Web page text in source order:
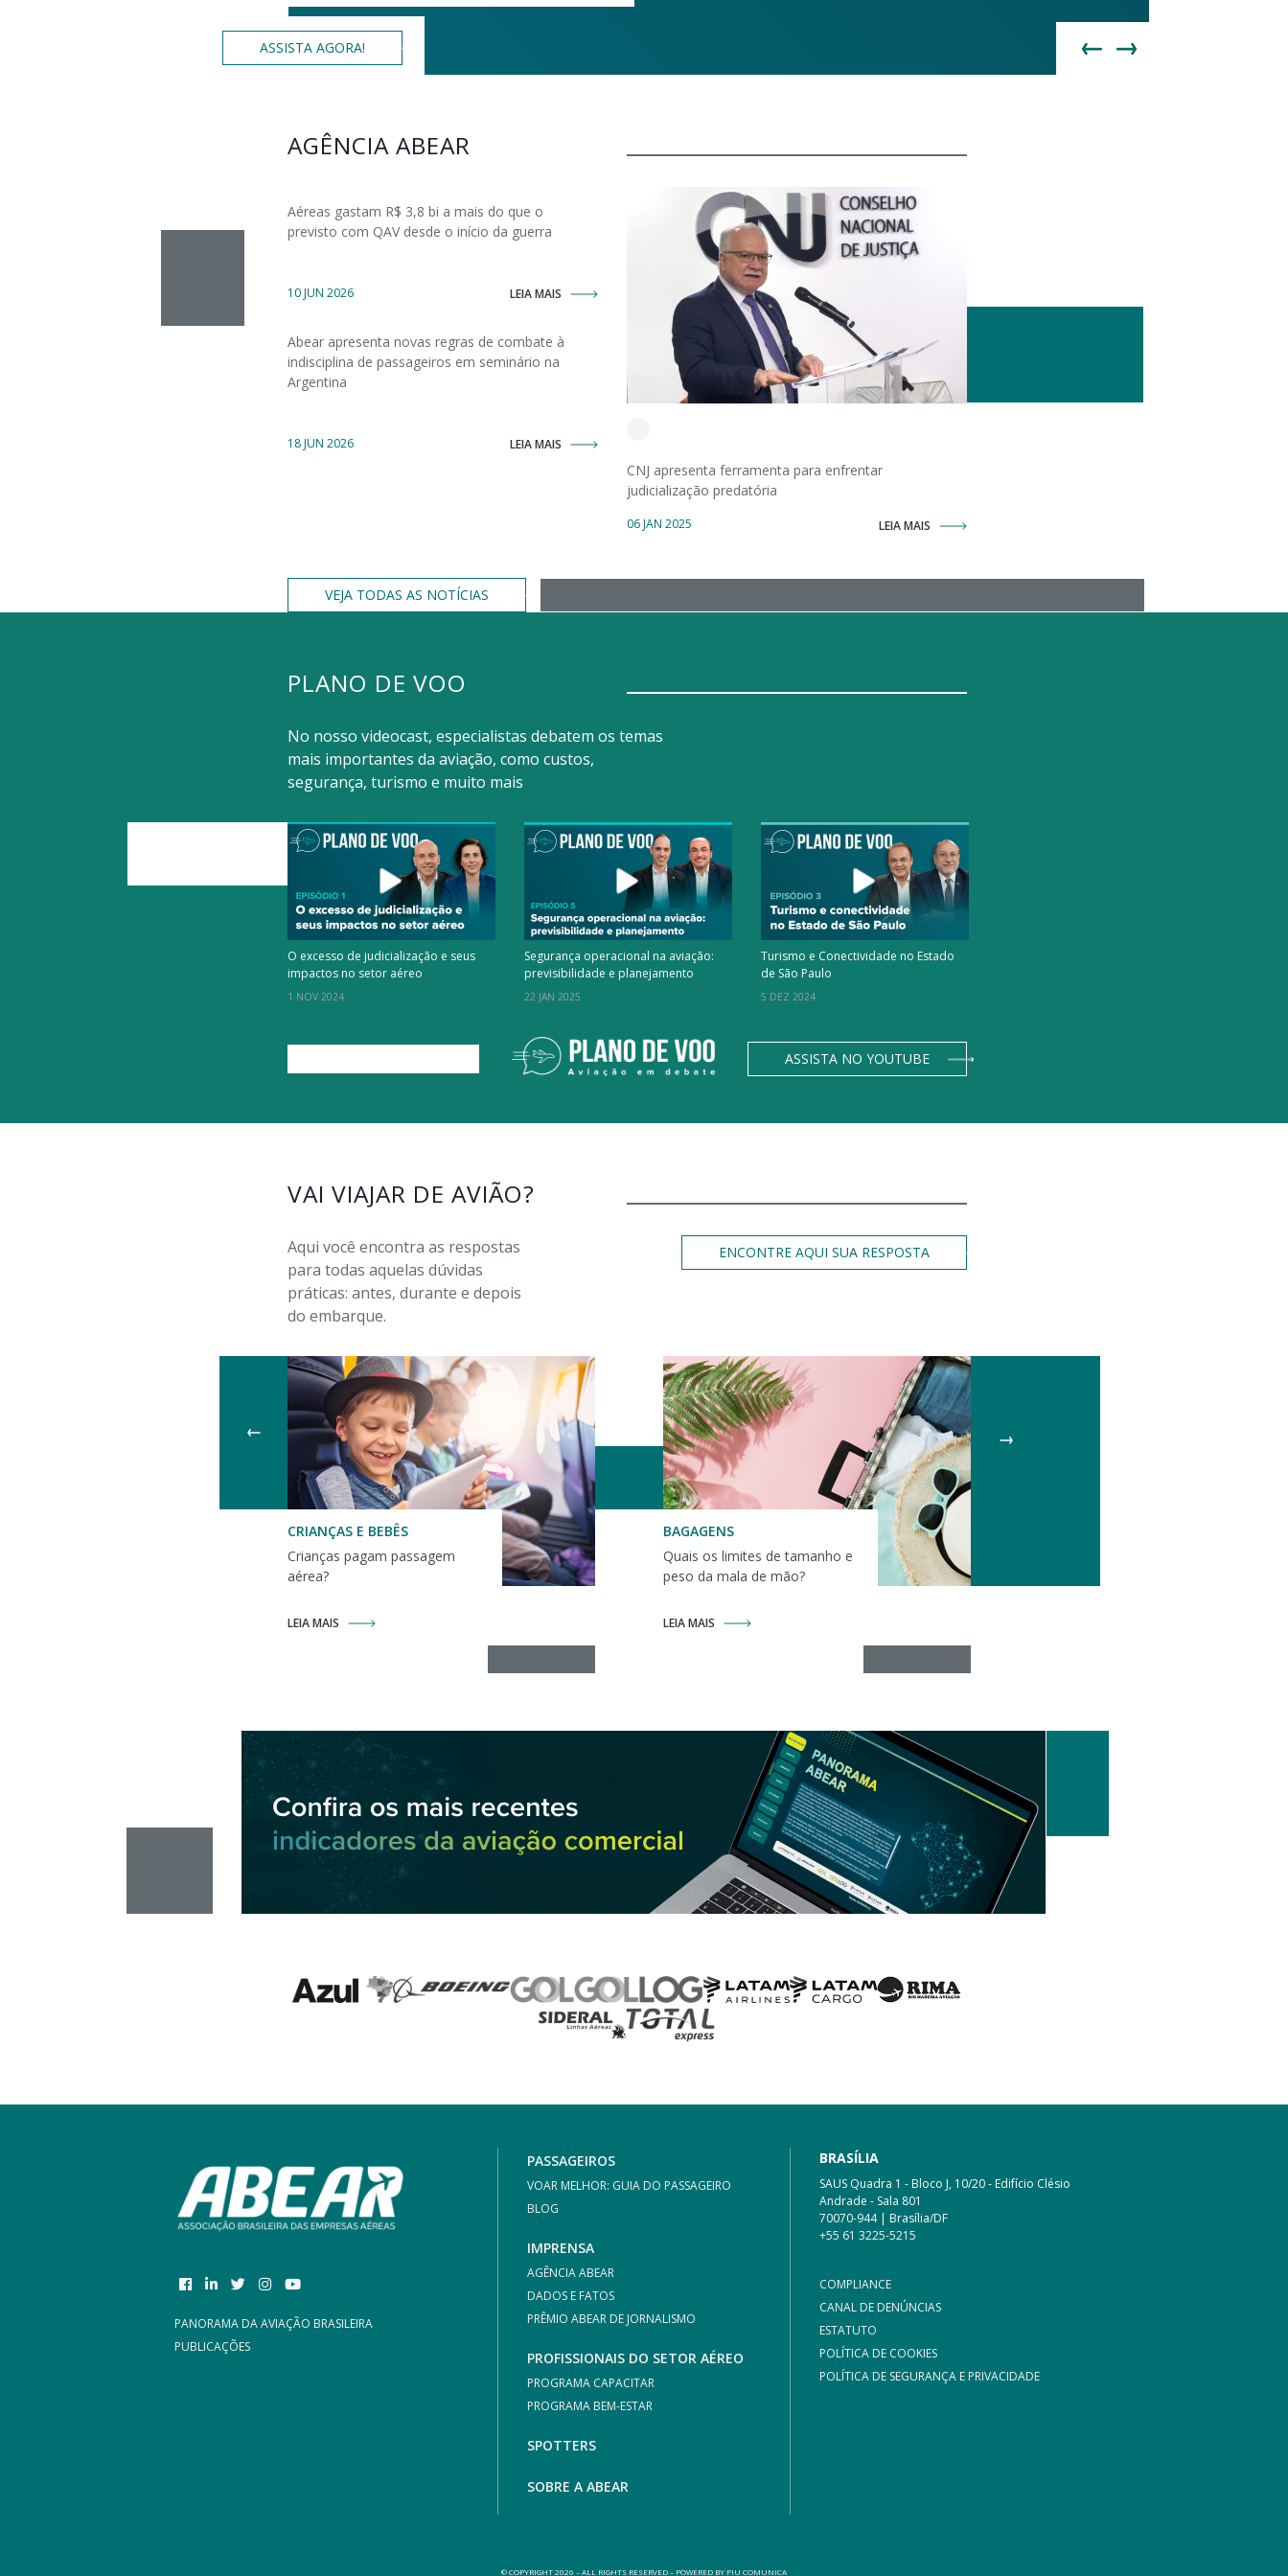
ASSISTA AGORA!
AGÊNCIA ABEAR
Aéreas gastam R$ 3,8 bi a mais do que o
previsto com QAV desde o início da guerra
10 JUN 2026 LEIA MAIS
Abear apresenta novas regras de combate à
indisciplina de passageiros em seminário na
Argentina
18 JUN 2026 LEIA MAIS
CNJ apresenta ferramenta para enfrentar
judicialização predatória
06 JAN 2025 LEIA MAIS
VEJA TODAS AS NOTÍCIAS
PLANO DE VOO
No nosso videocast, especialistas debatem os temas
mais importantes da aviação, como custos,
segurança, turismo e muito mais
O excesso de judicialização e seus
impactos no setor aéreo
1 NOV 2024
Segurança operacional na aviação:
previsibilidade e planejamento
22 JAN 2025
Turismo e Conectividade no Estado
de São Paulo
5 DEZ 2024
ASSISTA NO YOUTUBE
VAI VIAJAR DE AVIÃO?
Aqui você encontra as respostas
para todas aquelas dúvidas
práticas: antes, durante e depois
do embarque.
ENCONTRE AQUI SUA RESPOSTA
CRIANÇAS E BEBÊS
Crianças pagam passagem
aérea?
LEIA MAIS
BAGAGENS
Quais os limites de tamanho e
peso da mala de mão?
LEIA MAIS
PANORAMA DA AVIAÇÃO BRASILEIRA
PUBLICAÇÕES
PASSAGEIROS
VOAR MELHOR: GUIA DO PASSAGEIRO
BLOG
IMPRENSA
AGÊNCIA ABEAR
DADOS E FATOS
PRÊMIO ABEAR DE JORNALISMO
PROFISSIONAIS DO SETOR AÉREO
PROGRAMA CAPACITAR
PROGRAMA BEM-ESTAR
SPOTTERS
SOBRE A ABEAR
BRASÍLIA
SAUS Quadra 1 - Bloco J, 10/20 - Edifício Clésio
Andrade - Sala 801
70070-944 | Brasília/DF
+55 61 3225-5215
COMPLIANCE
CANAL DE DENÚNCIAS
ESTATUTO
POLÍTICA DE COOKIES
POLÍTICA DE SEGURANÇA E PRIVACIDADE
© COPYRIGHT 2026 – ALL RIGHTS RESERVED – POWERED BY PIU COMUNICA